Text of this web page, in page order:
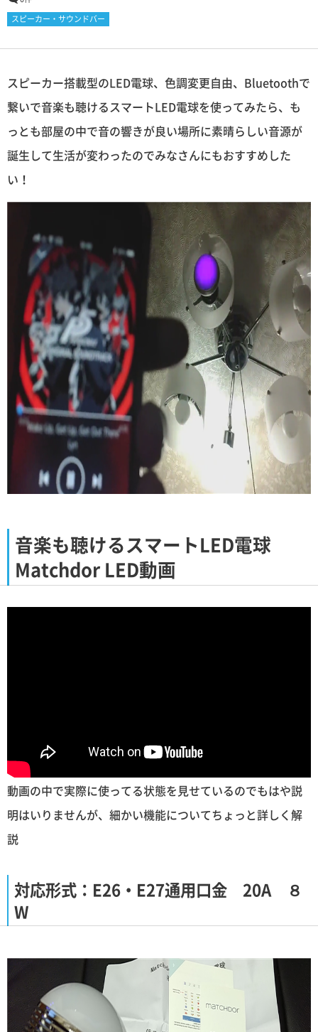
スピーカー・サウンドバー
スピーカー搭載型のLED電球、色調変更自由、Bluetoothで
繋いで音楽も聴けるスマートLED電球を使ってみたら、も
っとも部屋の中で音の響きが良い場所に素晴らしい音源が
誕生して生活が変わったのでみなさんにもおすすめした
い！
音楽も聴けるスマートLED電球
Matchdor LED動画
動画の中で実際に使ってる状態を見せているのでもはや説
明はいりませんが、細かい機能についてちょっと詳しく解
説
対応形式：E26・E27通用口金 20A ８
W